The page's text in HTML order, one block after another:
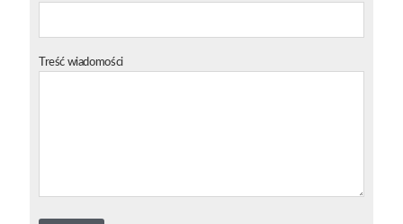
Treść wiadomości